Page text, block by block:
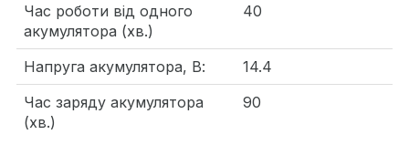
Час роботи від одного
акумулятора (хв.)
40
Напруга акумулятора, В:
14.4
Час заряду акумулятора
(хв.)
90